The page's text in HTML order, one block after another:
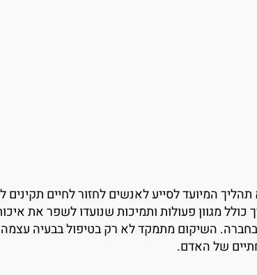
תהליך המיועד לסייע לאנשים לחזור לחיים
מגוון פעולות ותמיכות שנועדו לשפר את
השיקום מתמקד לא רק בטיפול בבעיה
של האדם.